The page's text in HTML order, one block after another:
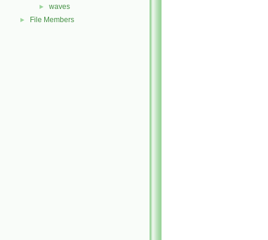
► waves
► File Members